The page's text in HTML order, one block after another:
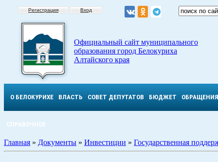
Регистрация Вход
Официальный сайт муниципального
образования город Белокуриха
Алтайского края
О БЕЛОКУРИХЕ ВЛАСТЬ СОВЕТ ДЕПУТАТОВ БЮДЖЕТ ОБРАЩЕНИЯ
СПРАВОЧНОЕ
Главная » Документы » Инвестиции » Государственная